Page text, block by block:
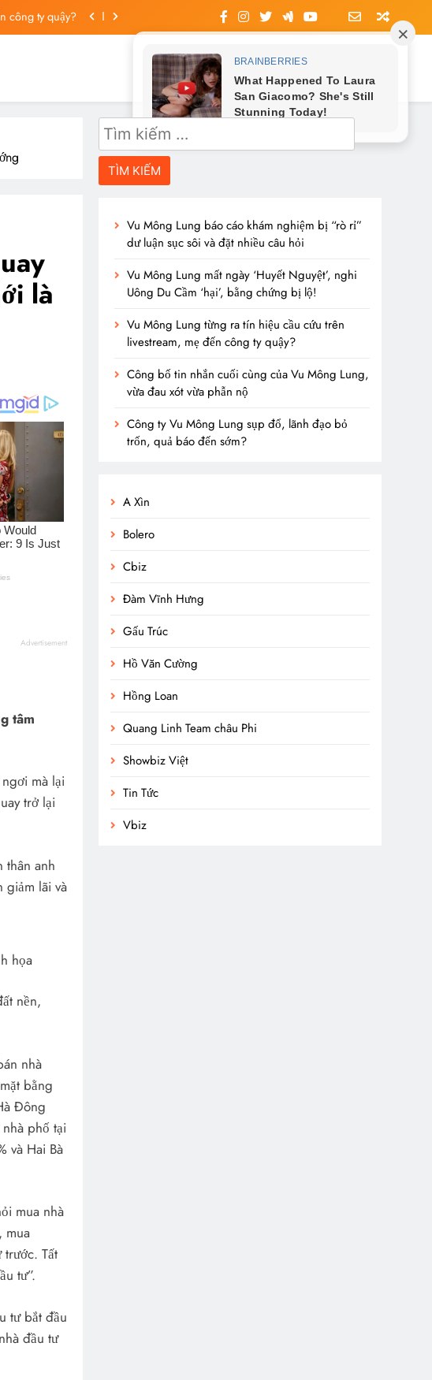
công ty quậy?
ty quậy?
là
Advertisement
tâm
mà lại
trở lại
thân anh
giảm lãi và
họa
nền,
nhà
bằng
Đông
phố tại
và Hai Bà
mua nhà
mua
Tất
tư”.
tư bắt đầu
đầu tư
Tìm
kiếm
cho:
Vu Mông Lung báo cáo khám nghiệm bị “rò rỉ”
dư luận sục sôi và đặt nhiều câu hỏi
Vu Mông Lung mất ngày ‘Huyết Nguyệt’, nghi
Uông Du Cầm ‘hại’, bằng chứng bị lộ!
Vu Mông Lung từng ra tín hiệu cầu cứu trên
livestream, mẹ đến công ty quậy?
Công bố tin nhắn cuối cùng của Vu Mông Lung,
vừa đau xót vừa phẫn nộ
Công ty Vu Mông Lung sụp đổ, lãnh đạo bỏ
trốn, quả báo đến sớm?
A Xìn
Bolero
Cbiz
Đàm Vĩnh Hưng
Gấu Trúc
Hồ Văn Cường
Hồng Loan
Quang Linh Team châu Phi
Showbiz Việt
Tin Tức
Vbiz